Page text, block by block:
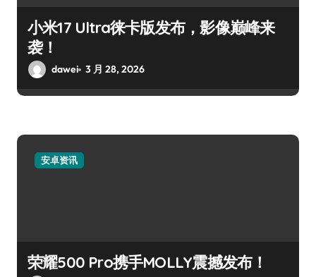
小米17 Ultra徕卡版发布，影像巅峰来
袭！
dawei 3 月 28, 2026
安卓资讯
荣耀500 Pro携手MOLLY震撼发布！